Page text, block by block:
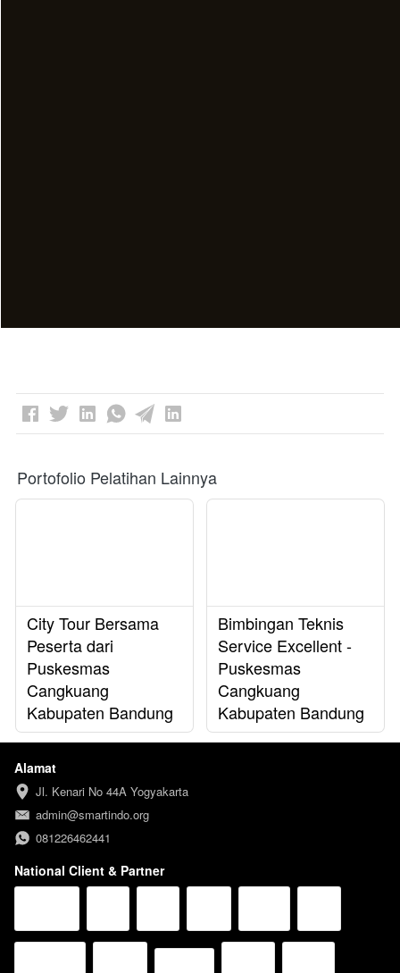
Portofolio Pelatihan Lainnya
City Tour Bersama
Peserta dari
Puskesmas
Cangkuang
Kabupaten Bandung
Bimbingan Teknis
Service Excellent -
Puskesmas
Cangkuang
Kabupaten Bandung
Alamat
Jl. Kenari No 44A Yogyakarta
admin@smartindo.org
081226462441
National Client & Partner